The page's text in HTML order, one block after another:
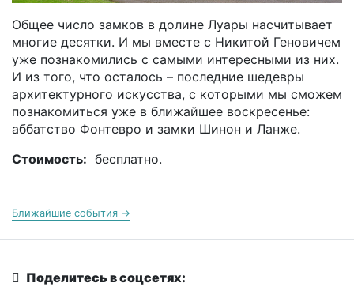
Общее число замков в долине Луары насчитывает
многие десятки. И мы вместе с Никитой Геновичем
уже познакомились с самыми интересными из них.
И из того, что осталось – последние шедевры
архитектурного искусства, с которыми мы сможем
познакомиться уже в ближайшее воскресенье:
аббатство Фонтевро и замки Шинон и Ланже.
Стоимость: бесплатно.
Ближайшие события →
Поделитесь в соцсетях: